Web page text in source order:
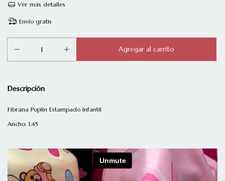
Ver más detalles
Envío gratis
Descripción
Fibrana Poplin Estampado Infantil
Ancho: 1.45